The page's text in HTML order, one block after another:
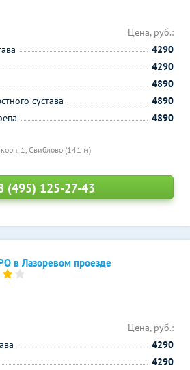
1, Свиблово (141 м)
Цена, руб.:
4290
4290
4890
сустава
4890
4890
(495) 125-27-43
в Лазоревом проезде
Цена, руб.:
4290
4290